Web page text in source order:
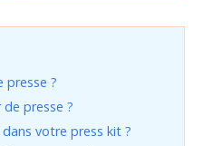
presse ?
presse ?
votre press kit ?